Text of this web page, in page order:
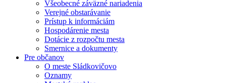
Všeobecné záväzné nariadenia
Verejné obstarávanie
Prístup k informáciám
Hospodárenie mesta
Dotácie z rozpočtu mesta
Smernice a dokumenty
Pre občanov
O meste Sládkovičovo
Oznamy